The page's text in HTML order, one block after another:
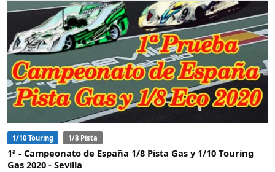
1/10 Touring 1/8 Pista
1ª - Campeonato de España 1/8 Pista Gas y 1/10 Touring
Gas 2020 - Sevilla